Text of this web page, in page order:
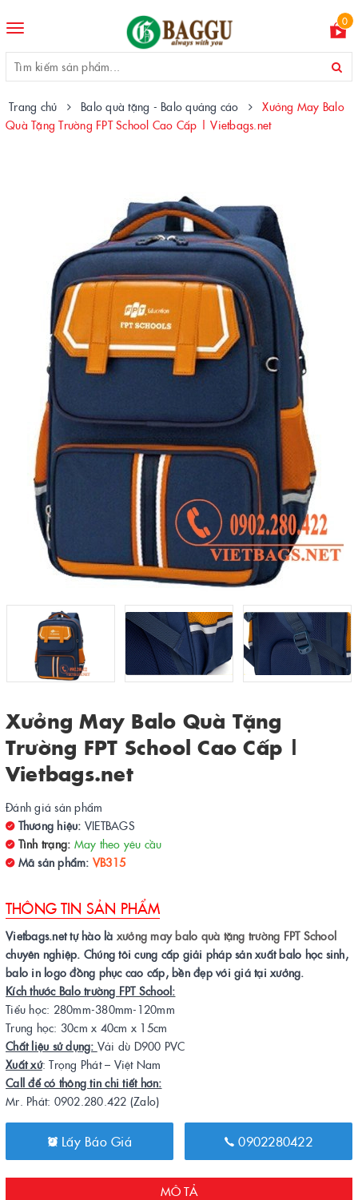
Toggle
0
Trang chủ Balo quà tặng - Balo quảng cáo
Xưởng May Balo
Quà Tặng Trường FPT School Cao Cấp | Vietbags.net
Xưởng May Balo Quà Tặng
Trường FPT School Cao Cấp |
Vietbags.net
Đánh giá sản phẩm
Thương hiệu: VIETBAGS
Tình trạng: May theo yêu cầu
Mã sản phẩm: VB315
THÔNG TIN SẢN PHẨM
Vietbags.net tự hào làxưởng may balo quà tặng trường FPT School
chuyên nghiệp. Chúng tôi cung cấp giải pháp sản xuất balo học sinh,
balo in logo đồng phục cao cấp, bền đẹp với giá tại xưởng.
Kích thước Balo trường FPT School:
Tiểu học: 280mm-380mm-120mm
Trung học: 30cm x 40cm x 15cm
Chất liệu sử dụng: Vải dù D900 PVC
Xuất xứ: Trọng Phát – Việt Nam
Call để có thông tin chi tiết hơn:
Mr. Phát: 0902.280.422 (Zalo)
Lấy Báo Giá 0902280422
MÔ TẢ